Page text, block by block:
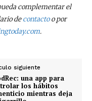
complementar el
decontactoo por
.
siguiente
una app para
los hábitos
mientras deja